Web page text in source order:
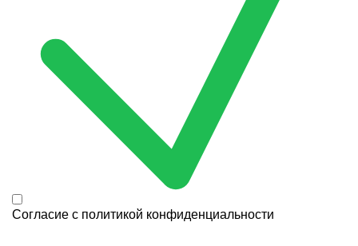
Согласие с политикой конфиденциальности